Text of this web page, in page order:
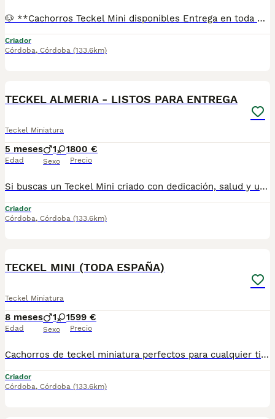
🐶 **Cachorros Teckel Mini disponibles Entrega en toda España** Si buscas un Teckel Mini criado con dedicación, salud y una excelente socialización desde sus primeras semanas de vida, estaremos encantados de ayudarte. 🚚 Realizamos entregas en toda España, con especial frecuencia en **Andalucía**: Sevilla, Málaga, Cádiz, Córdoba, Granada, Jaén, Huelva y Almería. También entregamos habitualmente en Marbella, Jerez de la Frontera, Estepona, Fuengirola, Benalmádena, Mijas, Dos Hermanas y cualquier punto de España. **Entrega 100% a contrarreembolso.** No tendrás que adelantar el importe del cachorro. Lo recibirás en la puerta de tu casa mediante transporte especializado y podrás comprobar que todo está correcto antes de realizar el pago. Nuestros cachorros se entregan: ✅ Vacunados y desparasitados según su edad. ✅ Con microchip, cartilla veterinaria y documentación al día. ✅ Revisados veterinariamente antes de salir de nuestras instalaciones. ✅ Procedentes de excelentes líneas, seleccionadas por salud, carácter y morfología. ✅ Perfectamente socializados y acostumbrados al contacto diario con personas. ✅ Iniciados en el aprendizaje para hacer sus necesidades sobre empapador, facilitando su adaptación . ✅ Con asesoramiento personalizado antes y después de la entrega. Nuestro objetivo no es vender un cachorro más. Queremos que cada familia reciba un compañero sano, equilibrado y criado con el máximo cuidado desde el primer día. 📩 Si deseas fotografías, vídeos o más información, escríbenos por privado. Estaremos encantados de ayudarte a encontrar el compañero perfecto670864332
Criador
Córdoba, Córdoba (133.6km)
TECKEL ALMERIA - LISTOS PARA ENTREGA
Teckel Miniatura
5 meses
Edad
1 1
Sexo
800 €
Precio
Si buscas un Teckel Mini criado con dedicación, salud y una excelente socialización desde sus primeras semanas de vida, estaremos encantados de ayudarte. 🚚 Realizamos entregas en toda España, con especial frecuencia en Andalucía: Sevilla, Málaga, Cádiz, Córdoba, Granada, Jaén, Huelva y Almería. También entregamos habitualmente en Marbella, Jerez de la Frontera, Estepona, Fuengirola, Benalmádena, Mijas, Dos Hermanas y cualquier punto de España. Entrega 100% a contrarreembolso. No tendrás que adelantar el importe del cachorro. Lo recibirás en la puerta de tu casa mediante transporte especializado y podrás comprobar que todo está correcto antes de realizar el pago. Nuestros cachorros se entregan: ✅ Vacunados y desparasitados según su edad. ✅ Con microchip, cartilla veterinaria y documentación al día. ✅ Revisados veterinariamente antes de salir de nuestras instalaciones. ✅ Procedentes de excelentes líneas, seleccionadas por salud, carácter y morfología. ✅ Perfectamente socializados y acostumbrados al contacto diario con personas. ✅ Iniciados en el aprendizaje para hacer sus necesidades sobre empapador, facilitando su adaptación al nuevo hogar.670864332 GRACIAS
Criador
Córdoba, Córdoba (133.6km)
TECKEL MINI (TODA ESPAÑA)
Teckel Miniatura
8 meses
Edad
1 1
Sexo
599 €
Precio
Cachorros de teckel miniatura perfectos para cualquier tipo de domicilio , exclusivamente a personas que busquen un miembro mas de la familia , los cachorros se encuentran socializados y libres de cualquier tipo de enfermedad virica y congenita , son una autentica monada , tenemos disponibles machos y hembras , a toda España personalmente 670864332
Criador
Córdoba, Córdoba (133.6km)